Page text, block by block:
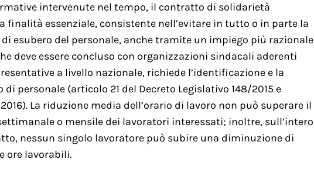
intervenute nel tempo, il contratto di solidarietà
finalità essenziale, consistente nell’evitare in tutto o in parte la
esubero del personale, anche tramite un impiego più razionale
deve essere concluso con organizzazioni sindacali aderenti
a livello nazionale, richiede l’identificazione e la
personale (articolo 21 del Decreto Legislativo 148/2015 e
La riduzione media dell’orario di lavoro non può superare il
o mensile dei lavoratori interessati; inoltre, sull’intero
nessun singolo lavoratore può subire una diminuzione di
ore lavorabili.